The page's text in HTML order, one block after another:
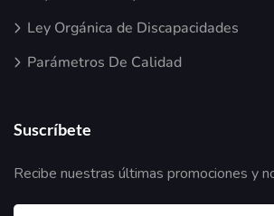
Ley Orgánica de Discapacidades
Parámetros De Calidad
Suscríbete
Recibe nuestras últimas promociones y